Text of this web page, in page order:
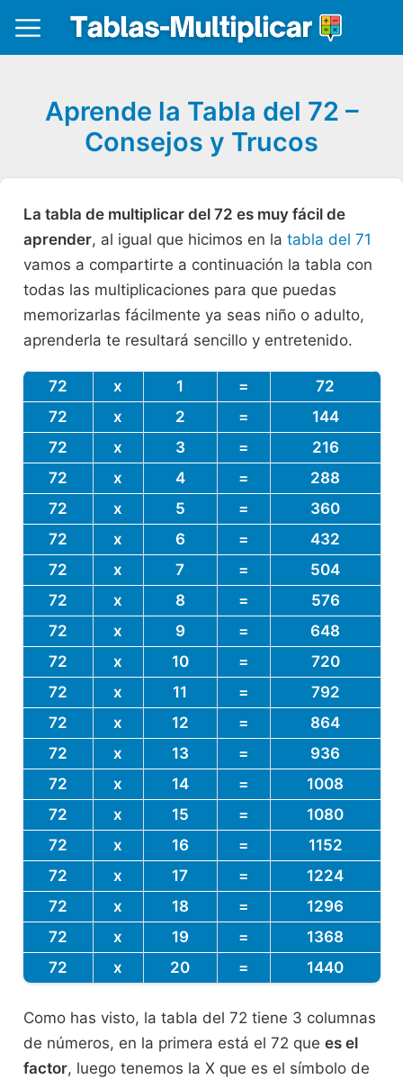
Aprende la Tabla del 72 –
Consejos y Trucos
La tabla de multiplicar del 72 es muy fácil de
aprender, al igual que hicimos en la tabla del 71
vamos a compartirte a continuación la tabla con
todas las multiplicaciones para que puedas
memorizarlas fácilmente ya seas niño o adulto,
aprenderla te resultará sencillo y entretenido.
72 x 1 =
72
72
x 2 =
144
72
x 3 =
216
72
x 4 =
288
72
x 5 =
360
72
x 6 =
432
72
x 7 =
504
72
x 8 =
576
72
x 9 =
648
72
x 10 =
720
72
x 11 =
792
72
x 12 =
864
72
x 13 =
936
72
x 14 =
1008
72
x 15 =
1080
72
x 16 =
1152
72
x 17 =
1224
72
x 18 =
1296
72
x 19 =
1368
72
x 20 = 1440
Como has visto, la tabla del 72 tiene 3 columnas
de números, en la primera está el 72 que es el
factor, luego tenemos la X que es el símbolo de